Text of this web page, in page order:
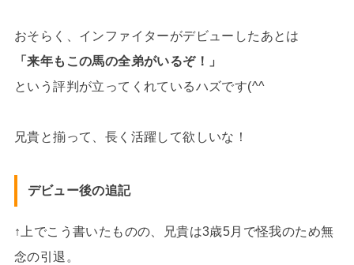
おそらく、インファイターがデビューしたあとは
「来年もこの馬の全弟がいるぞ！」
という評判が立ってくれているハズです(^^
兄貴と揃って、長く活躍して欲しいな！
デビュー後の追記
↑上でこう書いたものの、兄貴は3歳5月で怪我のため無
念の引退。